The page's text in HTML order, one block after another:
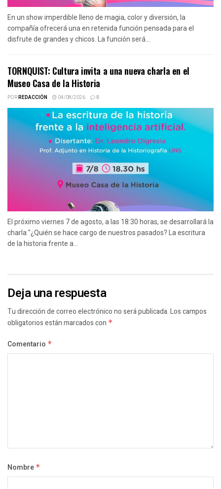
En un show imperdible lleno de magia, color y diversión, la
compañía ofrecerá una en retenida función pensada para el
disfrute de grandes y chicos. La función será...
TORNQUIST: Cultura invita a una nueva charla en el
Museo Casa de la Historia
PORREDACCIÓN 04/08/2026 0
El próximo viernes 7 de agosto, a las 18:30 horas, se desarrollará la
charla "¿Quién se hace cargo de nuestros pasados? La escritura
de la historia frente a...
Deja una respuesta
Tu dirección de correo electrónico no será publicada.Los campos
obligatorios están marcados con *
Comentario *
Nombre *